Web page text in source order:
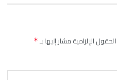
الحقول الإلزامية مشار إليها بـ*